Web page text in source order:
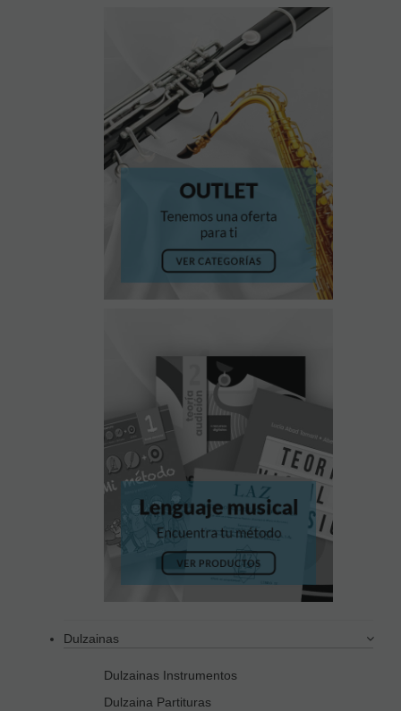
Dulzainas
Dulzainas Instrumentos
Dulzaina Partituras